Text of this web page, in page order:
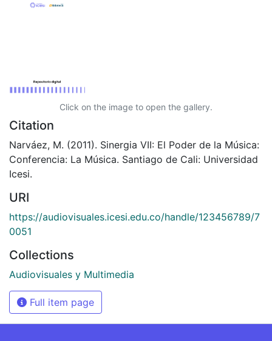
Click on the image to open the gallery.
Citation
Narváez, M. (2011). Sinergia VII: El Poder de la Música:
Conferencia: La Música. Santiago de Cali: Universidad
Icesi.
URI
https://audiovisuales.icesi.edu.co/handle/123456789/7
0051
Collections
Audiovisuales y Multimedia
Full item page